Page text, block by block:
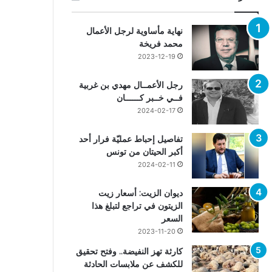
نهاية مأساوية لرجل الأعمال
محمد فريخة
2023-12-19
رجل الأعمــال مهدي بن غربية
فــي خــبر كــــــان
2024-02-17
تفاصيل إحباط عمليّة فرار أحد
أكبر الحيتان من تونس
2024-02-11
ديوان الزيت: أسعار زيت
الزيتون في تراجع لتبلغ هذا
السعر
2023-11-20
كارثة تهز النفيضة.. وفتح تحقيق
للكشف عن ملابسات الحادثة